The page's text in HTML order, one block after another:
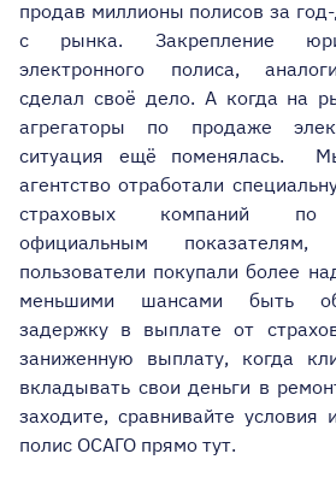
продав миллионы полисов за
с рынка. Закрепление
электронного полиса,
сделал своё дело. А когда на
агрегаторы по продаже
ситуация ещё поменялась.
агентство отработали
страховых компаний по
официальным
пользователи покупали более
меньшими шансами быть
задержку в выплате от
заниженную выплату, когда
вкладывать свои деньги в
заходите, сравнивайте
полис ОСАГО прямо тут.